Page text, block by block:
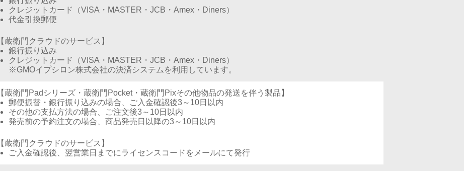
クレジットカード（VISA・MASTER・JCB・Amex・Diners）
代金引換郵便
【蔵衛門クラウドのサービス】
銀行振り込み
クレジットカード（VISA・MASTER・JCB・Amex・Diners）
※GMOイプシロン株式会社の決済システムを利用しています。
【蔵衛門Padシリーズ・蔵衛門Pocket・蔵衛門Pixその他物品の発送を伴う製品】
郵便振替・銀行振り込みの場合、ご入金確認後3～10日以内
その他の支払方法の場合、ご注文後3～10日以内
発売前の予約注文の場合、商品発売日以降の3～10日以内
【蔵衛門クラウドのサービス】
ご入金確認後、翌営業日までにライセンスコードをメールにて発行